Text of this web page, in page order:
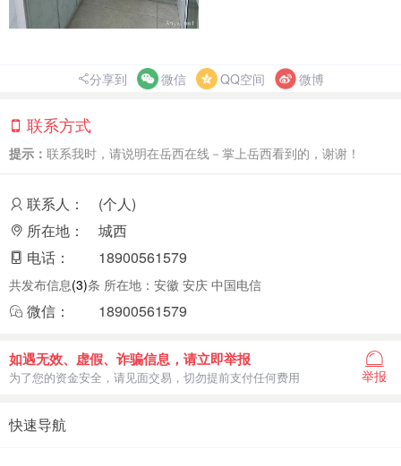
分享到 微信 QQ空间 微博
联系方式
提示： 联系我时，请说明在岳西在线－掌上岳西看到的，谢谢！
联系人：
(个人)
所在地：
城西
电话：
18900561579
共发布信息(3)条 所在地：安徽 安庆 中国电信
微信： 18900561579
如遇无效、虚假、诈骗信息，请立即举报
为了您的资金安全，请见面交易，切勿提前支付任何费用 举报
快速导航